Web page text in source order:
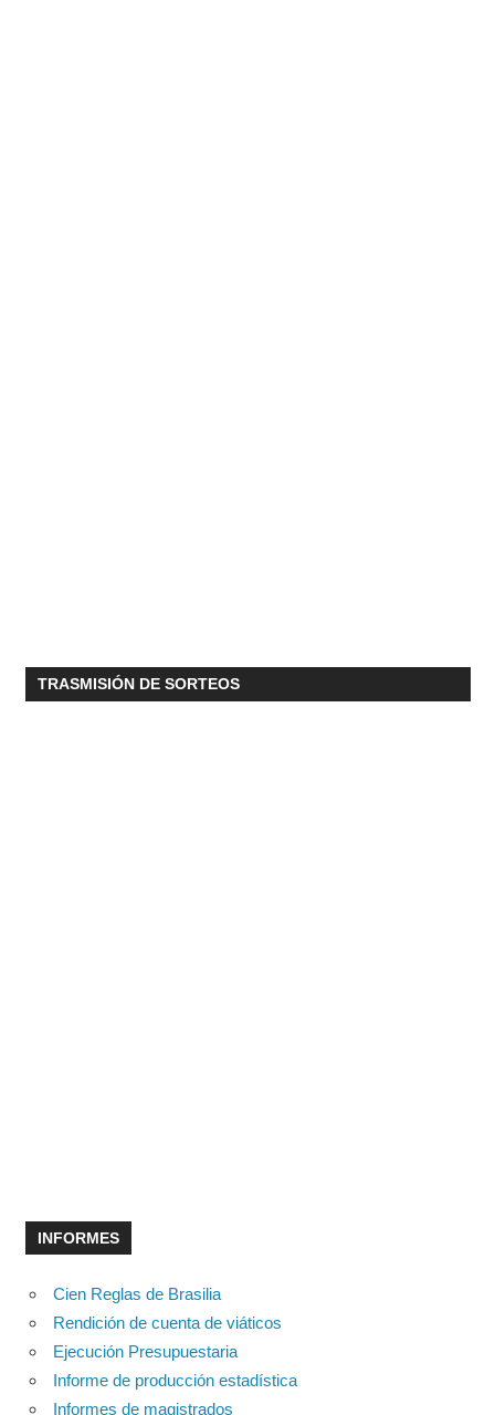
TRASMISIÓN DE SORTEOS
INFORMES
Cien Reglas de Brasilia
Rendición de cuenta de viáticos
Ejecución Presupuestaria
Informe de producción estadística
Informes de magistrados